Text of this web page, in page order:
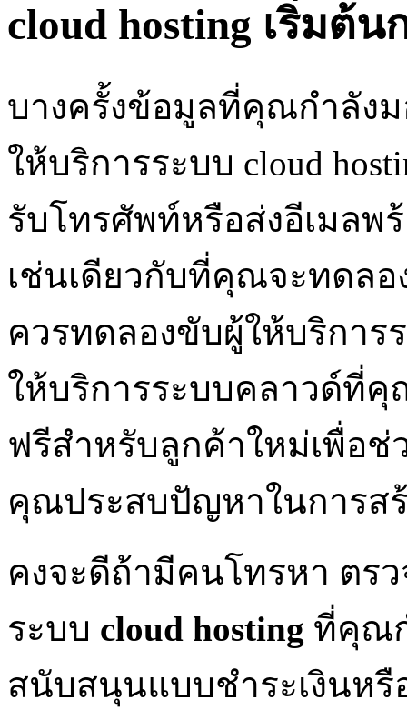
cloud hosting เริ่มต้
บางครั้งข้อมูลที่คุณกำลัง
ให้บริการระบบ cloud
รับโทรศัพท์หรือส่งอีเมล
เช่นเดียวกับที่คุณจะทดล
ควรทดลองขับผู้ให้บริกา
ให้บริการระบบคลาวด์ที่
ฟรีสำหรับลูกค้าใหม่เพื่อช่
คุณประสบปัญหาในการส
คงจะดีถ้ามีคนโทรหา ตร
ระบบ cloud hosting ที่คุณ
สนับสนุนแบบชำระเงินหรื